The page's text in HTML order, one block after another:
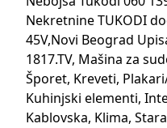
Nekretnine TUKODI
45V,Novi Beograd
1817.TV, Mašina za
Šporet, Kreveti,
Kuhinjski elementi,
Kablovska, Klima,